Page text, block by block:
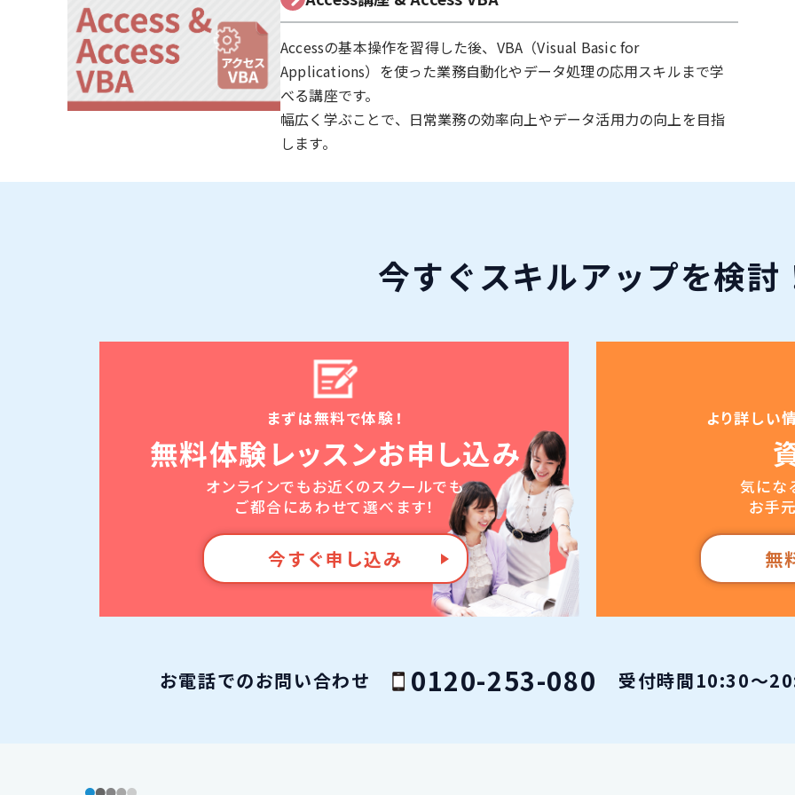
Accessの基本操作を習得した後、VBA（Visual Basic for
Applications）を使った業務自動化やデータ処理の応用スキルまで学
べる講座です。
幅広く学ぶことで、日常業務の効率向上やデータ活用力の向上を目指
します。
今すぐスキルアップを検討
まずは無料で体験！
無料体験レッスンお申し込み
オンラインでもお近くのスクールでも
ご都合にあわせて選べます！
今すぐ申し込み
より詳しい
気にな
お手
無
お電話でのお問い合わせ 0120-253-080 受付時間10:30〜